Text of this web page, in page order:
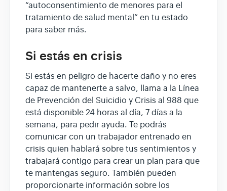
“autoconsentimiento de menores para el
tratamiento de salud mental” en tu estado
para saber más.
Si estás en crisis
Si estás en peligro de hacerte daño y no eres
capaz de mantenerte a salvo, llama a la Línea
de Prevención del Suicidio y Crisis al 988 que
está disponible 24 horas al día, 7 días a la
semana, para pedir ayuda. Te podrás
comunicar con un trabajador entrenado en
crisis quien hablará sobre tus sentimientos y
trabajará contigo para crear un plan para que
te mantengas seguro. También pueden
proporcionarte información sobre los